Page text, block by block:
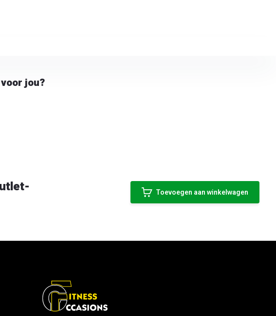
jou?
Toevoegen aan winkelwagen